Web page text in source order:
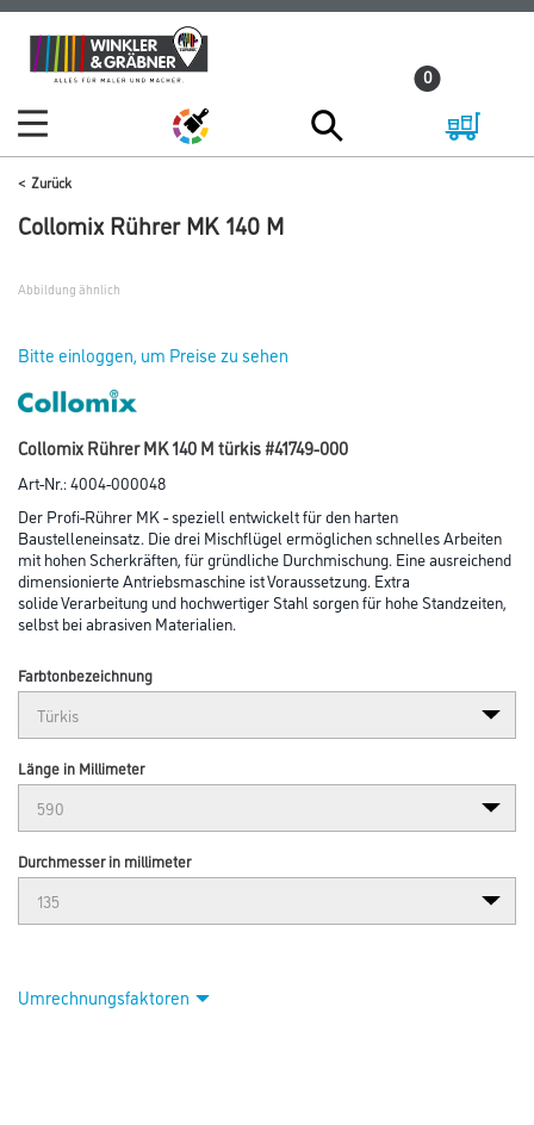
Zum
Inhalt
Zum
Navigationsmenü
0
Zurück
Collomix Rührer MK 140 M
Abbildung ähnlich
Bitte einloggen, um Preise zu sehen
Collomix Rührer MK 140 M türkis #41749-000
Art-Nr.:4004-000048
Der Profi-Rührer MK - speziell entwickelt für den harten
Baustelleneinsatz. Die drei Mischflügel ermöglichen schnelles Arbeiten
mit hohen Scherkräften, für gründliche Durchmischung. Eine ausreichend
dimensionierte Antriebsmaschine ist Voraussetzung. Extra
solide Verarbeitung und hochwertiger Stahl sorgen für hohe Standzeiten,
selbst bei abrasiven Materialien.
Farbtonbezeichnung
Länge in Millimeter
Durchmesser in millimeter
Umrechnungsfaktoren